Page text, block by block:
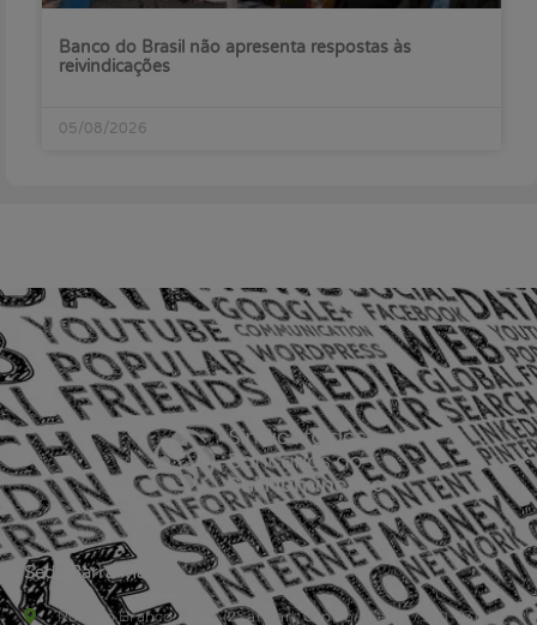
Banco do Brasil não apresenta respostas às
reivindicações
05/08/2026
Sede Barra Mansa
Rua Rio Branco, nº107 (2º andar), Centro - Cep: 27.330-030